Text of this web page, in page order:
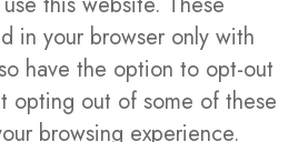
in your browser only with
have the option to opt-out
opting out of some of these
browsing experience.